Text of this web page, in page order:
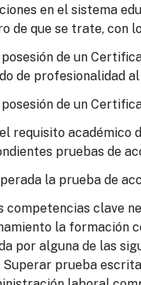
en el sistema
de que se trate, con
posesión de un
de profesionalidad al
posesión de un
requisito académico
pruebas de
la prueba de
competencias clave
la formación
por alguna de las
Superar prueba